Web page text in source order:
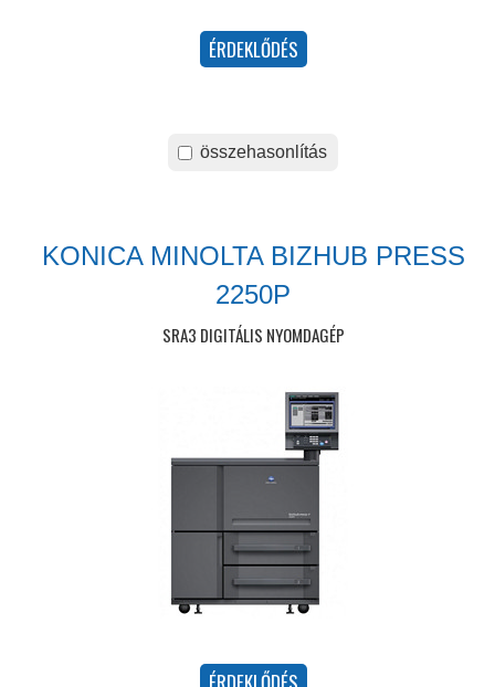
összehasonlítás
KONICA MINOLTA BIZHUB PRESS
2250P
SRA3 DIGITÁLIS NYOMDAGÉP